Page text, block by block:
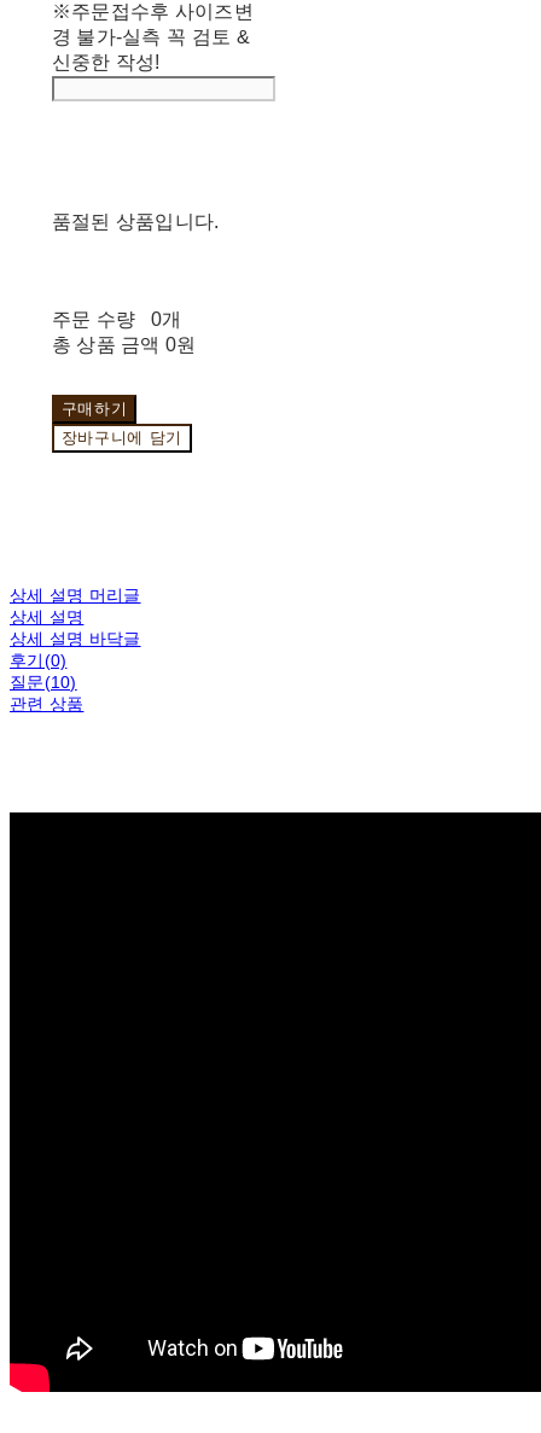
※주문접수후 사이즈변
경 불가-실측 꼭 검토 &
신중한 작성!
품절된 상품입니다.
주문 수량
0개
총 상품 금액 0원
구매하기
장바구니에 담기
상세 설명 머리글
상세 설명
상세 설명 바닥글
후기(0)
질문(10)
관련 상품